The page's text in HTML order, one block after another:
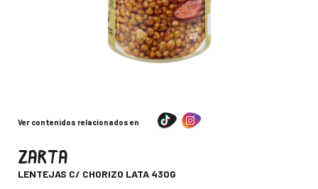
Ver contenidos relacionados en
ZARTA
LENTEJAS C/ CHORIZO LATA 430G